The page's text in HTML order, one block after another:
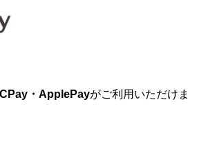
・ApplePayがご利用いただけま